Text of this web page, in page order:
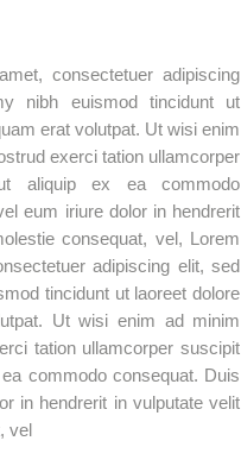
consectetuer adipiscing
nibh euismod tincidunt ut
erat volutpat. Ut wisi enim
exerci tation ullamcorper
aliquip ex ea commodo
eum iriure dolor in hendrerit
consequat, vel, Lorem
adipiscing elit, sed
tincidunt ut laoreet dolore
Ut wisi enim ad minim
tation ullamcorper suscipit
commodo consequat. Duis
in hendrerit in vulputate velit
vel